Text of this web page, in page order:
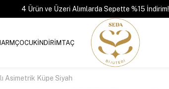
4 Ürün ve Üzeri Alımlarda Sepette %15 İndirim!
ÇOCUKİNDİRİMTAÇ
Asimetrik Küpe Siyah